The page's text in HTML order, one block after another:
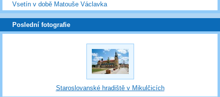
Vsetín v době Matouše Václavka
Poslední fotografie
Staroslovanské hradiště v Mikulčicích